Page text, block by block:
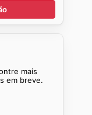
mais
em breve.